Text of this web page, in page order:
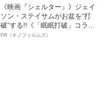
《映画『シェルター』》ジェイ
ソン・ステイサムがお盆を“打
破”する!!《「眠眠打破」コラ
ボ》
PR（キノフィルムズ）